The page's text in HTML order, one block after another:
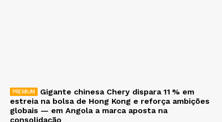
Gigante chinesa Chery dispara 11 % em
estreia na bolsa de Hong Kong e reforça ambições
globais — em Angola a marca aposta na
consolidação